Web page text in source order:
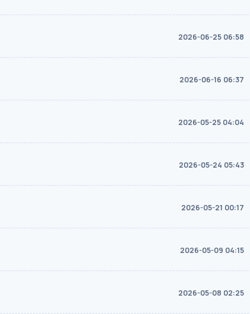
2026-06-25 06:58
2026-06-16 06:37
2026-05-25 04:04
2026-05-24 05:43
2026-05-21 00:17
2026-05-09 04:15
2026-05-08 02:25